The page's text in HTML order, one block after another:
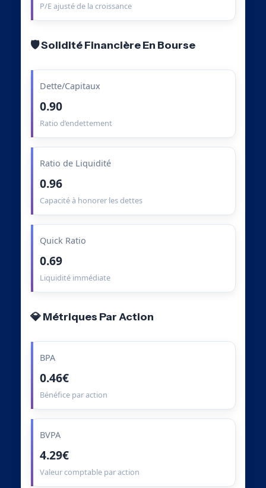
P/E ajusté de la croissance
🛡️ Solidité Financière En Bourse
Dette/Capitaux
0.90
Ratio d’endettement
Ratio de Liquidité
0.96
Capacité à honorer les dettes
Quick Ratio
0.69
Liquidité immédiate
💎 Métriques Par Action
BPA
0.46€
Bénéfice par action
BVPA
4.29€
Valeur comptable par action